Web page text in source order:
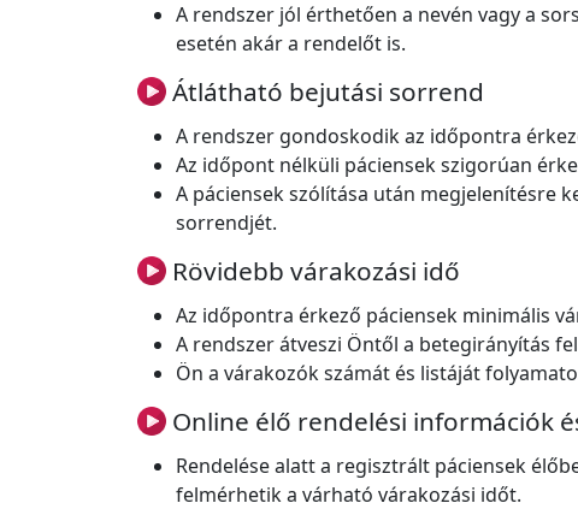
A rendszer jól érthetően a nevén vagy a
esetén akár a rendelőt is.
Átlátható bejutási sorrend
A rendszer gondoskodik az időpontra
Az időpont nélküli páciensek szigorúan
A páciensek szólítása után megjelenítésre
sorrendjét.
Rövidebb várakozási idő
Az időpontra érkező páciensek minimális
A rendszer átveszi Öntől a betegirányítás
Ön a várakozók számát és listáját
Online élő rendelési információk
Rendelése alatt a regisztrált páciensek
felmérhetik a várható várakozási időt.